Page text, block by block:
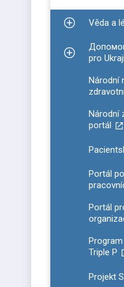
ZobrazitVěda a
Zobrazit
pro
Národní
Národní
portál
Portál
Portál
Triple P
Projekt